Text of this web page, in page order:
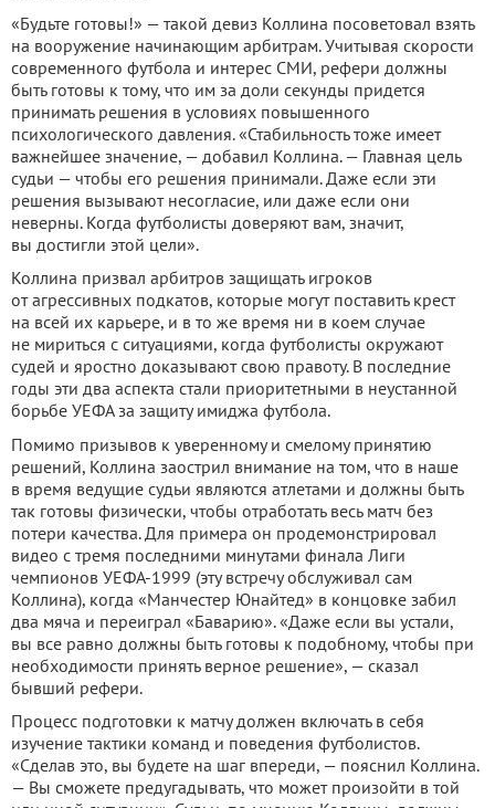
«Будьте готовы!» — такой девиз Коллина посоветовал взять
на вооружение начинающим арбитрам. Учитывая скорости
современного футбола и интерес СМИ, рефери должны
быть готовы к тому, что им за доли секунды придется
принимать решения в условиях повышенного
психологического давления. «Стабильность тоже имеет
важнейшее значение, — добавил Коллина. — Главная цель
судьи — чтобы его решения принимали. Даже если эти
решения вызывают несогласие, или даже если они
неверны. Когда футболисты доверяют вам, значит,
вы достигли этой цели».
Коллина призвал арбитров защищать игроков
от агрессивных подкатов, которые могут поставить крест
на всей их карьере, и в то же время ни в коем случае
не мириться с ситуациями, когда футболисты окружают
судей и яростно доказывают свою правоту. В последние
годы эти два аспекта стали приоритетными в неустанной
борьбе УЕФА за защиту имиджа футбола.
Помимо призывов к уверенному и смелому принятию
решений, Коллина заострил внимание на том, что в наше
в время ведущие судьи являются атлетами и должны быть
так готовы физически, чтобы отработать весь матч без
потери качества. Для примера он продемонстрировал
видео с тремя последними минутами финала Лиги
чемпионов УЕФА-1999 (эту встречу обслуживал сам
Коллина), когда «Манчестер Юнайтед» в концовке забил
два мяча и переиграл «Баварию». «Даже если вы устали,
вы все равно должны быть готовы к подобному, чтобы при
необходимости принять верное решение», — сказал
бывший рефери.
Процесс подготовки к матчу должен включать в себя
изучение тактики команд и поведения футболистов.
«Сделав это, вы будете на шаг впереди, — пояснил Коллина.
— Вы сможете предугадывать, что может произойти в той